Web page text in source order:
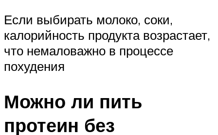
Если выбирать молоко, соки,
калорийность продукта возрастает,
что немаловажно в процессе
похудения
Можно ли пить
протеин без